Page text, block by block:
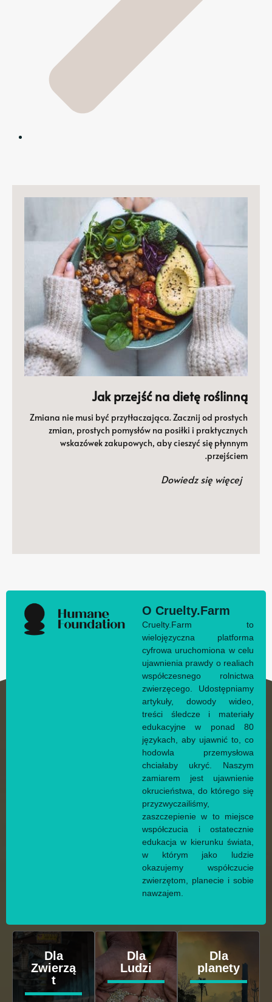
Jak przejść na dietę roślinną
Zmiana nie musi być przytłaczająca. Zacznij od prostych
zmian, prostych pomysłów na posiłki i praktycznych
wskazówek zakupowych, aby cieszyć się płynnym
przejściem.
Dowiedz się więcej
O Cruelty.Farm
Cruelty.Farm to
wielojęzyczna platforma
cyfrowa uruchomiona w celu
ujawnienia prawdy o realiach
współczesnego rolnictwa
zwierzęcego. Udostępniamy
artykuły, dowody wideo,
treści śledcze i materiały
edukacyjne w ponad 80
językach, aby ujawnić to, co
hodowla przemysłowa
chciałaby ukryć. Naszym
zamiarem jest ujawnienie
okrucieństwa, do którego się
przyzwyczailiśmy,
zaszczepienie w to miejsce
współczucia i ostatecznie
edukacja w kierunku świata,
w którym jako ludzie
okazujemy współczucie
zwierzętom, planecie i sobie
nawzajem.
Dla
Zwierzą
t
Dla
Ludzi
Dla
planety